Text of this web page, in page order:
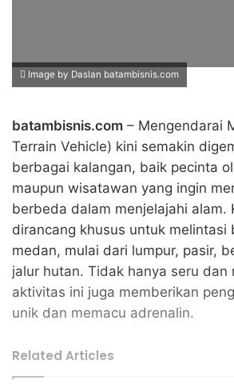
Image by Daslan batambisnis.com
batambisnis.com – Mengendarai
Terrain Vehicle) kini semakin
berbagai kalangan, baik pecinta
maupun wisatawan yang ingin
berbeda dalam menjelajahi alam.
dirancang khusus untuk melintasi
medan, mulai dari lumpur, pasir,
jalur hutan. Tidak hanya seru dan
aktivitas ini juga memberikan
unik dan memacu adrenalin.
Related Articles